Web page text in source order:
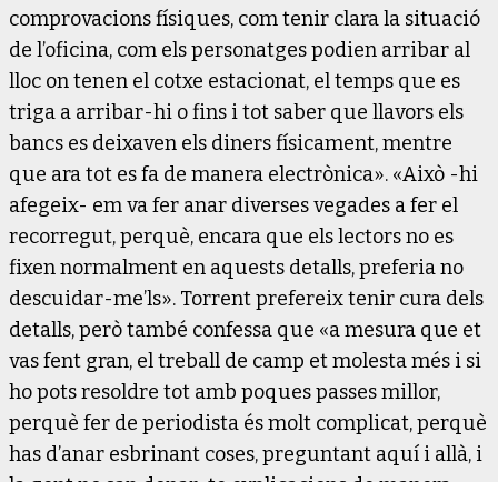
comprovacions físiques, com tenir clara la situació
de l’oficina, com els personatges podien arribar al
lloc on tenen el cotxe estacionat, el temps que es
triga a arribar-hi o fins i tot saber que llavors els
bancs es deixaven els diners físicament, mentre
que ara tot es fa de manera electrònica». «Això -hi
afegeix- em va fer anar diverses vegades a fer el
recorregut, perquè, encara que els lectors no es
fixen normalment en aquests detalls, preferia no
descuidar-me’ls». Torrent prefereix tenir cura dels
detalls, però també confessa que «a mesura que et
vas fent gran, el treball de camp et molesta més i si
ho pots resoldre tot amb poques passes millor,
perquè fer de periodista és molt complicat, perquè
has d’anar esbrinant coses, preguntant aquí i allà, i